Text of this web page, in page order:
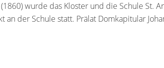
wurde das Kloster und die Schule St.
an der Schule statt. Prälat Domkapitular